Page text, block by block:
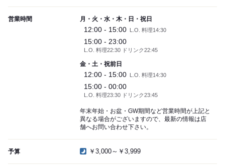
営業時間 月・火・水・木・日・祝日
12:00 - 15:00 L.O. 料理14:30
15:00 - 23:00
L.O. 料理22:30 ドリンク22:45
金・土・祝前日
12:00 - 15:00 L.O. 料理14:30
15:00 - 00:00
L.O. 料理23:30 ドリンク23:45
年末年始・お盆・GW期間など営業時間が上記と
異なる場合がございますので、最新の情報は店
舗へお問い合わせ下さい。
予算 ￥3,000～￥3,999